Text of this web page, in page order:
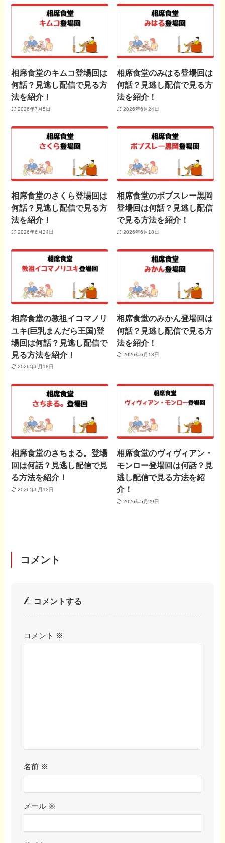
相席食堂のキムコ登場回は
何話？見逃し配信で見る方
法を紹介！
2026年7月5日
相席食堂のみはる登場回は
何話？見逃し配信で見る方
法を紹介！
2026年6月24日
相席食堂のさくら登場回は
何話？見逃し配信で見る方
法を紹介！
2026年6月24日
相席食堂のボブスレー黒岡
登場回は何話？見逃し配信
で見る方法を紹介！
2026年6月18日
相席食堂の教祖イコマノリ
ユキ(巨乳まんだら王国)登
場回は何話？見逃し配信で
見る方法を紹介！
2026年6月18日
相席食堂のみかん登場回は
何話？見逃し配信で見る方
法を紹介！
2026年6月13日
相席食堂のさちまる。登場
回は何話？見逃し配信で見
る方法を紹介！
2026年6月12日
相席食堂のヴィヴィアン・
モンロー登場回は何話？見
逃し配信で見る方法を紹
介！
2026年5月29日
コメント
コメントする
コメント ※
名前 ※
メール ※